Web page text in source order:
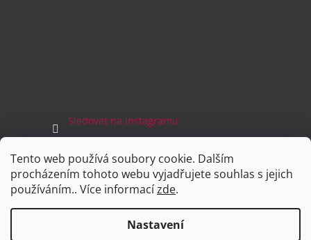
Tento web používá soubory cookie. Dalším
procházením tohoto webu vyjadřujete souhlas s jejich
používáním.. Více informacízde.
Nastavení
Sledovat na Instagramu
Facebook